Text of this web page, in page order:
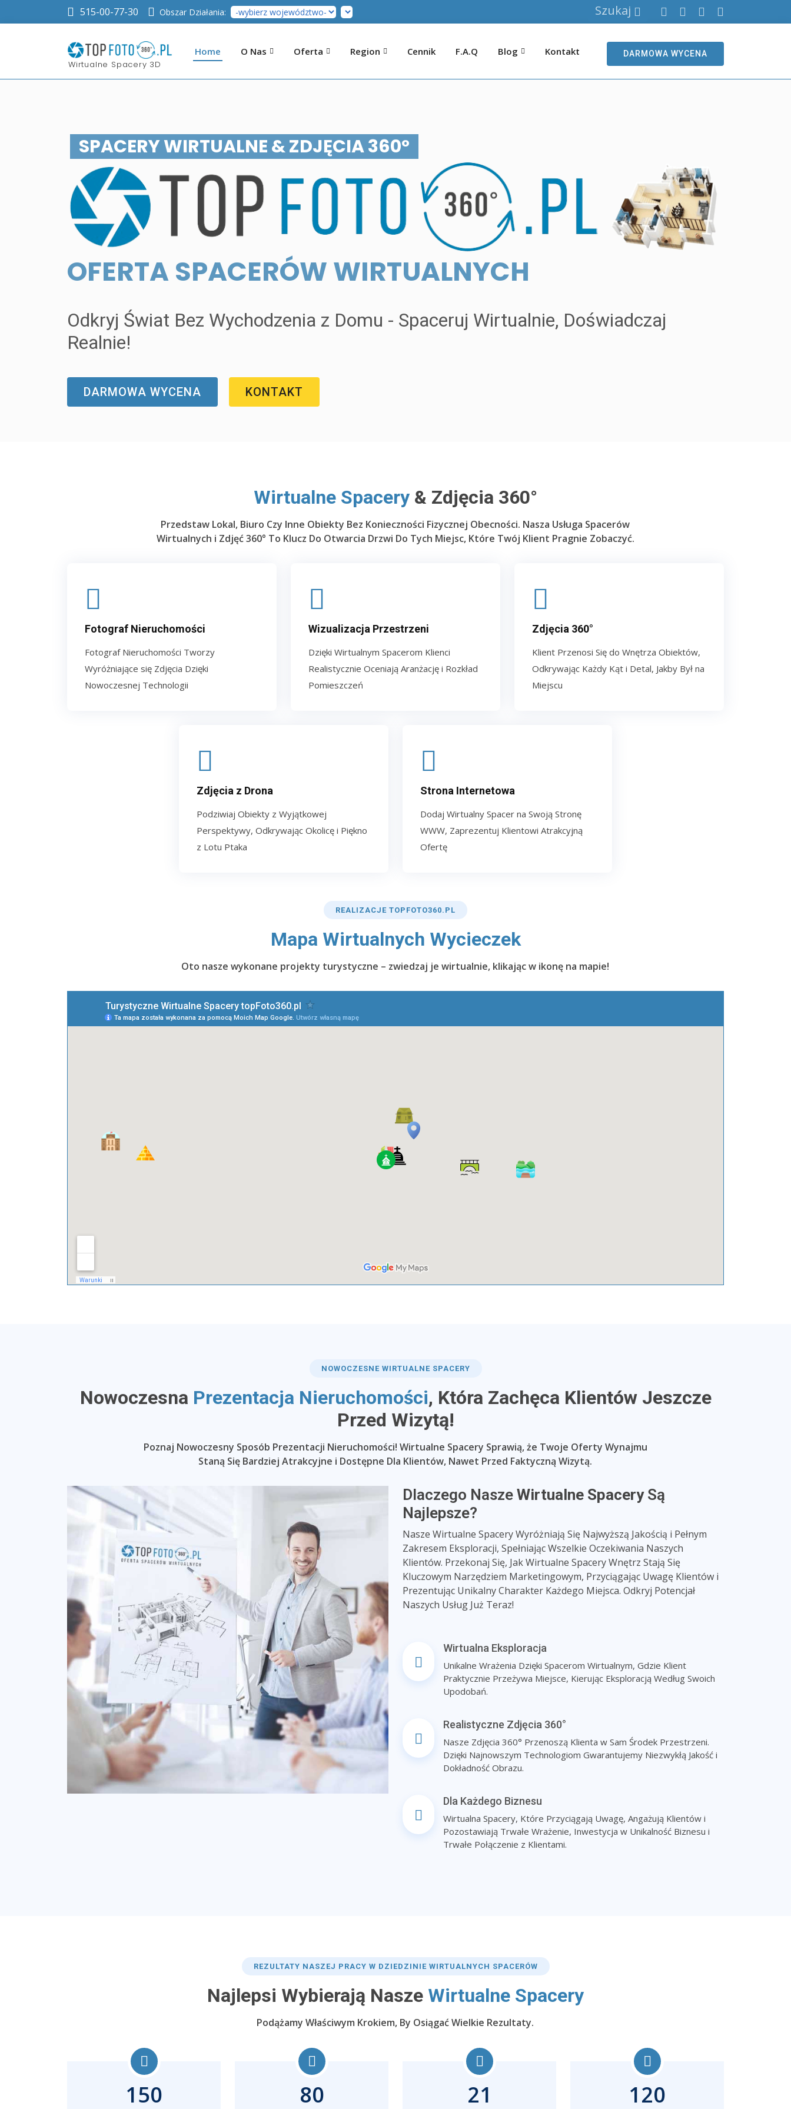
515-00-77-30 Obszar Działania: Szukaj
Wirtualne Spacery 3D
Home O Nas Oferta Region Cennik F.A.Q Blog Kontakt DARMOWA WYCENA
SPACERY WIRTUALNE & ZDJĘCIA 360°
OFERTA SPACERÓW WIRTUALNYCH
Odkryj Świat Bez Wychodzenia z Domu - Spaceruj Wirtualnie, Doświadczaj
Realnie!
DARMOWA WYCENA KONTAKT
Wirtualne Spacery & Zdjęcia 360°
Przedstaw Lokal, Biuro Czy Inne Obiekty Bez Konieczności Fizycznej Obecności. Nasza Usługa Spacerów
Wirtualnych i Zdjęć 360° To Klucz Do Otwarcia Drzwi Do Tych Miejsc, Które Twój Klient Pragnie Zobaczyć.
Fotograf Nieruchomości
Fotograf Nieruchomości Tworzy
Wyróżniające się Zdjęcia Dzięki
Nowoczesnej Technologii
Wizualizacja Przestrzeni
Dzięki Wirtualnym Spacerom Klienci
Realistycznie Oceniają Aranżację i Rozkład
Pomieszczeń
Zdjęcia 360°
Klient Przenosi Się do Wnętrza Obiektów,
Odkrywając Każdy Kąt i Detal, Jakby Był na
Miejscu
Zdjęcia z Drona
Podziwiaj Obiekty z Wyjątkowej
Perspektywy, Odkrywając Okolicę i Piękno
z Lotu Ptaka
Strona Internetowa
Dodaj Wirtualny Spacer na Swoją Stronę
WWW, Zaprezentuj Klientowi Atrakcyjną
Ofertę
REALIZACJE TOPFOTO360.PL
Mapa Wirtualnych Wycieczek
Oto nasze wykonane projekty turystyczne – zwiedzaj je wirtualnie, klikając w ikonę na mapie!
NOWOCZESNE WIRTUALNE SPACERY
Nowoczesna Prezentacja Nieruchomości, Która Zachęca Klientów Jeszcze
Przed Wizytą!
Poznaj Nowoczesny Sposób Prezentacji Nieruchomości! Wirtualne Spacery Sprawią, że Twoje Oferty Wynajmu
Staną Się Bardziej Atrakcyjne i Dostępne Dla Klientów, Nawet Przed Faktyczną Wizytą.
Dlaczego Nasze Wirtualne SpacerySą
Najlepsze?
Nasze Wirtualne Spacery Wyróżniają Się Najwyższą Jakością i Pełnym
Zakresem Eksploracji, Spełniając Wszelkie Oczekiwania Naszych
Klientów. Przekonaj Się, Jak Wirtualne Spacery Wnętrz Stają Się
Kluczowym Narzędziem Marketingowym, Przyciągając Uwagę Klientów i
Prezentując Unikalny Charakter Każdego Miejsca. Odkryj Potencjał
Naszych Usług Już Teraz!
Wirtualna Eksploracja
Unikalne Wrażenia Dzięki Spacerom Wirtualnym, Gdzie Klient
Praktycznie Przeżywa Miejsce, Kierując Eksploracją Według Swoich
Upodobań.
Realistyczne Zdjęcia 360°
Nasze Zdjęcia 360° Przenoszą Klienta w Sam Środek Przestrzeni.
Dzięki Najnowszym Technologiom Gwarantujemy Niezwykłą Jakość i
Dokładność Obrazu.
Dla Każdego Biznesu
Wirtualna Spacery, Które Przyciągają Uwagę, Angażują Klientów i
Pozostawiają Trwałe Wrażenie, Inwestycja w Unikalność Biznesu i
Trwałe Połączenie z Klientami.
REZULTATY NASZEJ PRACY W DZIEDZINIE WIRTUALNYCH SPACERÓW
Najlepsi Wybierają Nasze Wirtualne Spacery
Podążamy Właściwym Krokiem, By Osiągać Wielkie Rezultaty.
150 80 21 120